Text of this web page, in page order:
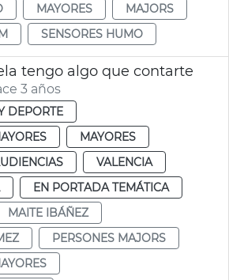
MAYORES
MAJORS
SENSORES HUMO
tengo algo que contarte
3 años
DEPORTE
MAYORES
VALENCIA
EN PORTADA TEMÁTICA
MAITE IBÁÑEZ
PERSONES MAJORS